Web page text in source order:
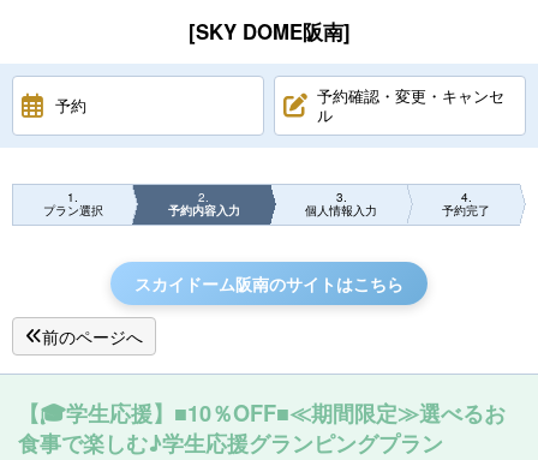
[SKY DOME阪南]
予約
予約確認・変更・キャンセ
ル
1
プラン選択
2
予約内容入力
3
個人情報入力
4
予約完了
スカイドーム阪南のサイトはこちら
前のページへ
【🎓学生応援】■10％OFF■≪期間限定≫選べるお
食事で楽しむ♪学生応援グランピングプラン